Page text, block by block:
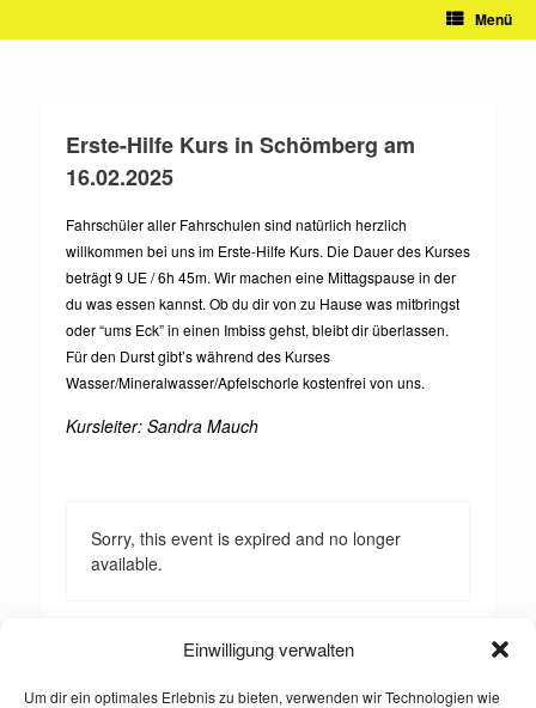
Einwilligung verwalten
Um dir ein optimales Erlebnis zu bieten, verwenden wir Technologien wie
Menü
Erste-Hilfe Kurs in Schömberg am
16.02.2025
Fahrschüler aller Fahrschulen sind natürlich herzlich
willkommen bei uns im Erste-Hilfe Kurs. Die Dauer des Kurses
beträgt 9 UE / 6h 45m. Wir machen eine Mittagspause in der
du was essen kannst. Ob du dir von zu Hause was mitbringst
oder “ums Eck” in einen Imbiss gehst, bleibt dir überlassen.
Für den Durst gibt’s während des Kurses
Wasser/Mineralwasser/Apfelschorle kostenfrei von uns.
Kursleiter: Sandra Mauch
Sorry, this event is expired and no longer
available.